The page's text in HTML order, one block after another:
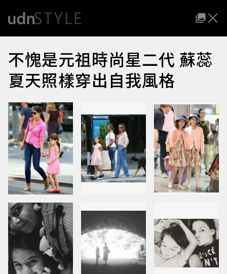
不愧是元祖時尚星二代 蘇蕊
夏天照樣穿出自我風格